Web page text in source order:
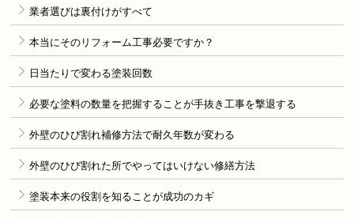
業者選びは裏付けがすべて
本当にそのリフォーム工事必要ですか？
日当たりで変わる塗装回数
必要な塗料の数量を把握することが手抜き工事を撃退する
外壁のひび割れ補修方法で耐久年数が変わる
外壁のひび割れた所でやってはいけない修繕方法
塗装本来の役割を知ることが成功のカギ